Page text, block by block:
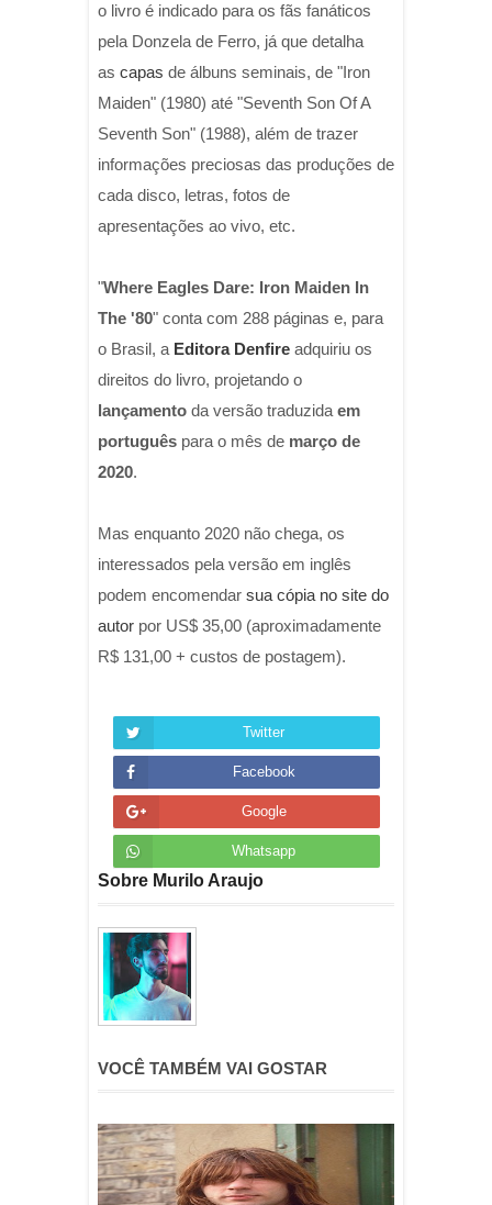
o livro é indicado para os fãs fanáticos
pela Donzela de Ferro, já que detalha
as capas de álbuns seminais, de "Iron
Maiden" (1980) até "Seventh Son Of A
Seventh Son" (1988), além de trazer
informações preciosas das produções de
cada disco, letras, fotos de
apresentações ao vivo, etc.
"Where Eagles Dare: Iron Maiden In
The '80" conta com 288 páginas e, para
o Brasil, a Editora Denfire adquiriu os
direitos do livro, projetando o
lançamento da versão traduzidaem
português para o mês de março de
2020.
Mas enquanto 2020 não chega, os
interessados pela versão em inglês
podem encomendar sua cópia no site do
autor por US$ 35,00 (aproximadamente
R$ 131,00 + custos de postagem).
Twitter
Facebook
Google
Whatsapp
Sobre Murilo Araujo
VOCÊ TAMBÉM VAI GOSTAR